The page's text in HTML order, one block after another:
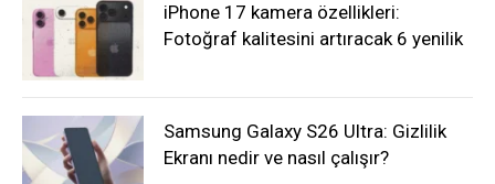
iPhone 17 kamera özellikleri:
Fotoğraf kalitesini artıracak 6 yenilik
Samsung Galaxy S26 Ultra: Gizlilik
Ekranı nedir ve nasıl çalışır?